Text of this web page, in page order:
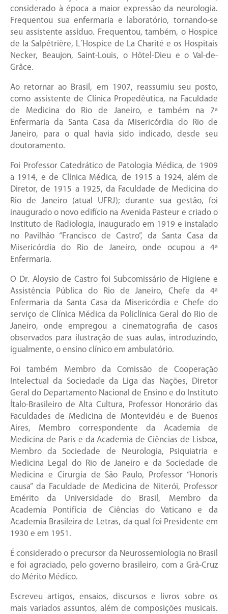
considerado à época a maior expressão da neurologia.
Frequentou sua enfermaria e laboratório, tornando-se
seu assistente assíduo. Frequentou, também, o Hospice
de la Salpêtrière, L´Hospice de La Charité e os Hospitais
Necker, Beaujon, Saint-Louis, o Hôtel-Dieu e o Val-de-
Grâce.
Ao retornar ao Brasil, em 1907, reassumiu seu posto,
como assistente de Clínica Propedêutica, na Faculdade
de Medicina do Rio de Janeiro, e também na 7ª
Enfermaria da Santa Casa da Misericórdia do Rio de
Janeiro, para o qual havia sido indicado, desde seu
doutoramento.
Foi Professor Catedrático de Patologia Médica, de 1909
a 1914, e de Clínica Médica, de 1915 a 1924, além de
Diretor, de 1915 a 1925, da Faculdade de Medicina do
Rio de Janeiro (atual UFRJ); durante sua gestão, foi
inaugurado o novo edifício na Avenida Pasteur e criado o
Instituto de Radiologia, inaugurado em 1919 e instalado
no Pavilhão “Francisco de Castro”, da Santa Casa da
Misericórdia do Rio de Janeiro, onde ocupou a 4ª
Enfermaria.
O Dr. Aloysio de Castro foi Subcomissário de Higiene e
Assistência Pública do Rio de Janeiro, Chefe da 4ª
Enfermaria da Santa Casa da Misericórdia e Chefe do
serviço de Clínica Médica da Policlínica Geral do Rio de
Janeiro, onde empregou a cinematografia de casos
observados para ilustração de suas aulas, introduzindo,
igualmente, o ensino clínico em ambulatório.
Foi também Membro da Comissão de Cooperação
Intelectual da Sociedade da Liga das Nações, Diretor
Geral do Departamento Nacional de Ensino e do Instituto
Ítalo-Brasileiro de Alta Cultura, Professor Honorário das
Faculdades de Medicina de Montevidéu e de Buenos
Aires, Membro correspondente da Academia de
Medicina de Paris e da Academia de Ciências de Lisboa,
Membro da Sociedade de Neurologia, Psiquiatria e
Medicina Legal do Rio de Janeiro e da Sociedade de
Medicina e Cirurgia de São Paulo, Professor “Honoris
causa” da Faculdade de Medicina de Niterói, Professor
Emérito da Universidade do Brasil, Membro da
Academia Pontifícia de Ciências do Vaticano e da
Academia Brasileira de Letras, da qual foi Presidente em
1930 e em 1951.
É considerado o precursor da Neurossemiologia no Brasil
e foi agraciado, pelo governo brasileiro, com a Grã-Cruz
do Mérito Médico.
Escreveu artigos, ensaios, discursos e livros sobre os
mais variados assuntos, além de composições musicais.